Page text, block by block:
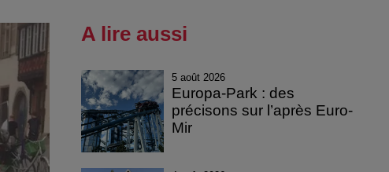
A lire aussi
5 août 2026
Europa-Park : des
précisons sur l’après Euro-
Mir